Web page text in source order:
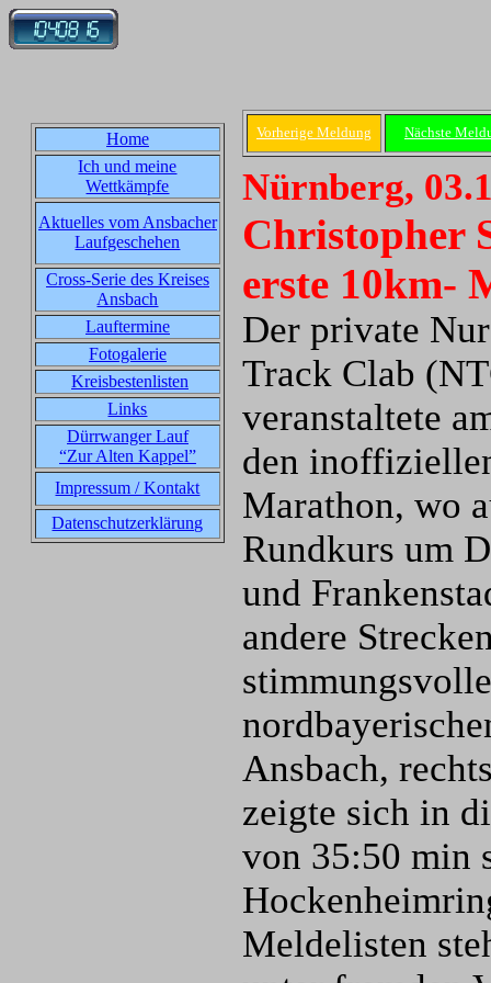
Home
Ich und meine
Wettkämpfe
Aktuelles vom Ansbacher
Laufgeschehen
Cross-Serie des Kreises
Ansbach
Lauftermine
Fotogalerie
Kreisbestenlisten
Links
Dürrwanger Lauf
“Zur Alten Kappel”
Impressum / Kontakt
Datenschutzerklärung
Vorherige Meldung Nächste
Nürnberg,
Christopher
erste 10km-
Der private
Track Clab
veranstaltete
den
Marathon, wo
Rundkurs um
und
andere
Ansbach,
zeigte sich in
von 35:50 min
Meldelisten